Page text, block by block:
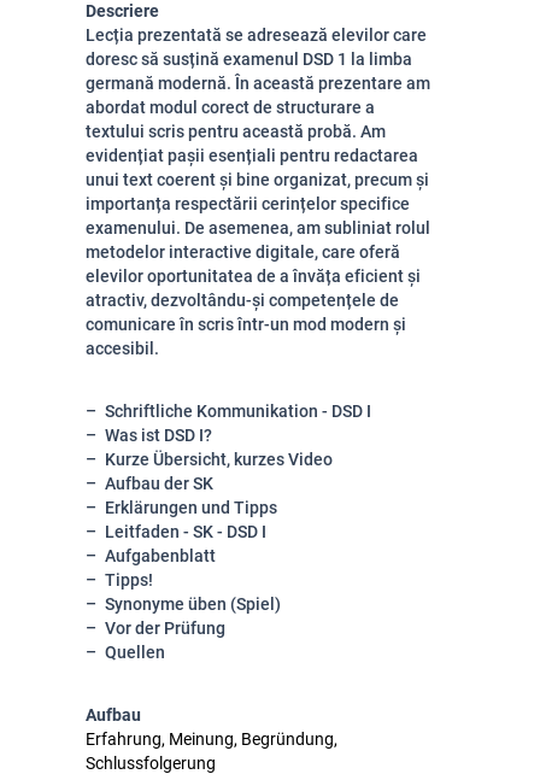
Descriere
Lecția prezentată se adresează elevilor care
doresc să susțină examenul DSD 1 la limba
germană modernă. În această prezentare am
abordat modul corect de structurare a
textului scris pentru această probă. Am
evidențiat pașii esențiali pentru redactarea
unui text coerent și bine organizat, precum și
importanța respectării cerințelor specifice
examenului. De asemenea, am subliniat rolul
metodelor interactive digitale, care oferă
elevilor oportunitatea de a învăța eficient și
atractiv, dezvoltându-și competențele de
comunicare în scris într-un mod modern și
accesibil.
Schriftliche Kommunikation - DSD I
Was ist DSD I?
Kurze Übersicht, kurzes Video
Aufbau der SK
Erklärungen und Tipps
Leitfaden - SK - DSD I
Aufgabenblatt
Tipps!
Synonyme üben (Spiel)
Vor der Prüfung
Quellen
Aufbau
Erfahrung, Meinung, Begründung,
Schlussfolgerung